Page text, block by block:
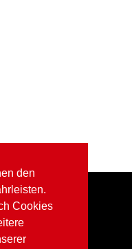
den
Cookies